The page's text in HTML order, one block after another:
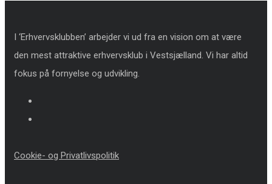
I ‘Erhvervsklubben’ arbejder vi ud fra en vision om at være
den mest attraktive erhvervsklub i Vestsjælland. Vi har altid
fokus på fornyelse og udvikling.
Cookie- og Privatlivspolitik